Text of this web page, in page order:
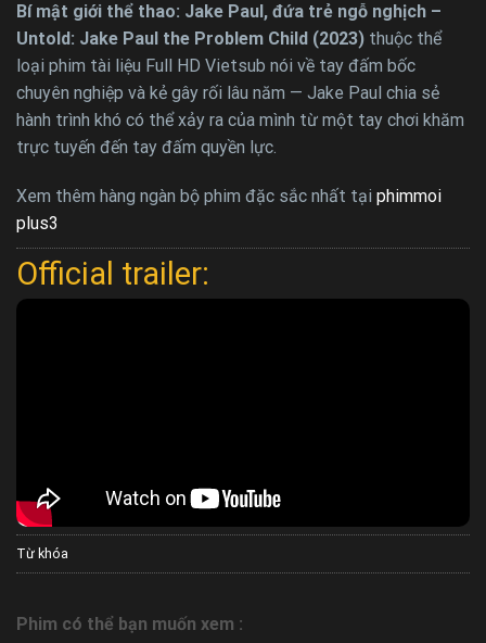
Bí mật giới thể thao: Jake Paul, đứa trẻ ngỗ nghịch –
Untold: Jake Paul the Problem Child (2023) thuộc thể
loại phim tài liệu Full HD Vietsub nói về tay đấm bốc
chuyên nghiệp và kẻ gây rối lâu năm — Jake Paul chia sẻ
hành trình khó có thể xảy ra của mình từ một tay chơi khăm
trực tuyến đến tay đấm quyền lực.
Xem thêm hàng ngàn bộ phim đặc sắc nhất tại phimmoi
plus3
Official trailer:
Từ khóa
Phim có thể bạn muốn xem :